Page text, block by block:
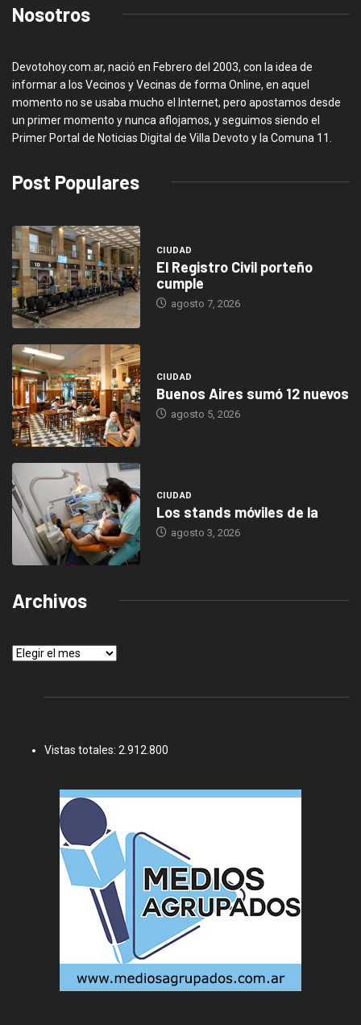
Nosotros
Devotohoy.com.ar, nació en Febrero del 2003, con la idea de
informar a los Vecinos y Vecinas de forma Online, en aquel
momento no se usaba mucho el Internet, pero apostamos desde
un primer momento y nunca aflojamos, y seguimos siendo el
Primer Portal de Noticias Digital de Villa Devoto y la Comuna 11.
Post Populares
CIUDAD
El Registro Civil porteño
cumple
agosto 7, 2026
CIUDAD
Buenos Aires sumó 12 nuevos
agosto 5, 2026
CIUDAD
Los stands móviles de la
agosto 3, 2026
Archivos
Archivos
Vistas totales: 2.912.800